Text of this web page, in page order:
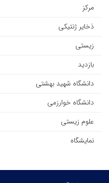
مرکز
ذخایر ژنتیکی
زیستی
بازدید
دانشگاه شهید بهشتی
دانشگاه خوارزمی
علوم زیستی
نمایشگاه